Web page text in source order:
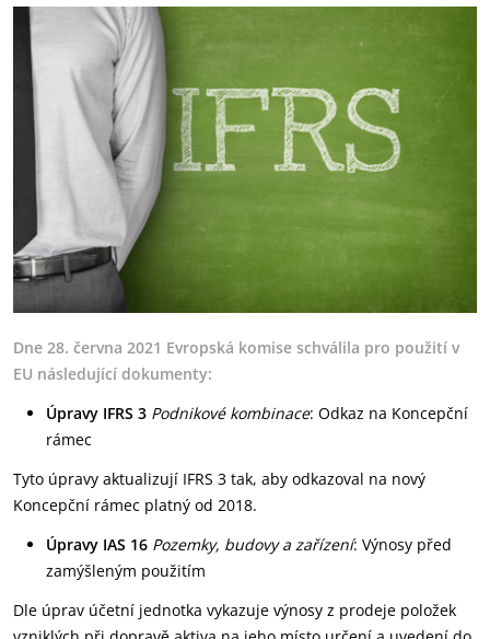
Dne 28. června 2021 Evropská komise schválila pro použití v
EU následující dokumenty:
Úpravy IFRS 3 Podnikové kombinace: Odkaz na Koncepční
rámec
Tyto úpravy aktualizují IFRS 3 tak, aby odkazoval na nový
Koncepční rámec platný od 2018.
Úpravy IAS 16 Pozemky, budovy a zařízení: Výnosy před
zamýšleným použitím
Dle úprav účetní jednotka vykazuje výnosy z prodeje položek